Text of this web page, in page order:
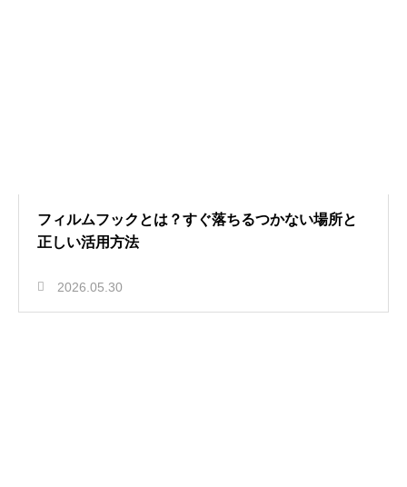
フィルムフックとは？すぐ落ちるつかない場所と
正しい活用方法
2026.05.30